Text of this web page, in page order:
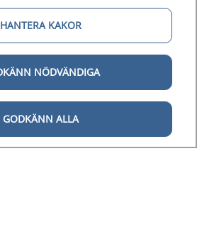
Om
Digital
HANTERA KAKOR
NÖDVÄNDIGA
GODKÄNN ALLA